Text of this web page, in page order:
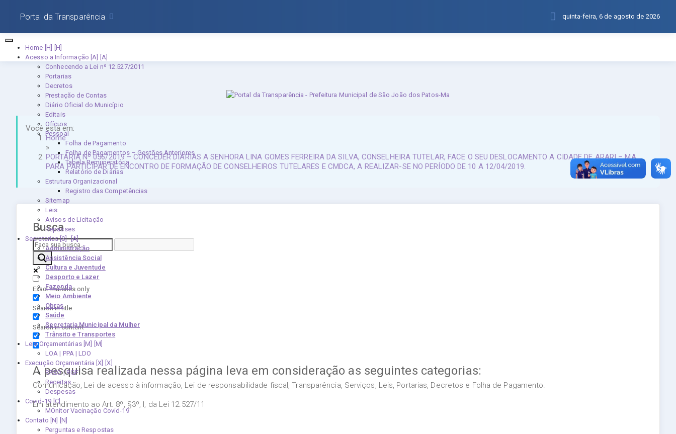
Home [H]
Acesso a Informação [A]
Conhecendo a Lei nº 12.527/2011
Portarias
Decretos
Prestação de Contas
Diário Oficial do Município
Editais
Ofícios
Pessoal
Folha de Pagamento
Folha de Pagamentos – Gestões Anteriores
Tabela Remuneratória
Relatório de Diárias
Estrutura Organizacional
Registro das Competências
Sitemap
Leis
Avisos de Licitação
Repasses
Secretarias [S]
Administração
Assistência Social
Cultura e Juventude
Desporto e Lazer
Fazenda
Meio Ambiente
Obras
Saúde
Secretaria Municipal da Mulher
Trânsito e Transportes
Leis Orçamentárias [M]
LOA | PPA | LDO
Execução Orçamentária [X]
RREO | RGF
Receitas
Despesas
Covid-19
MOnitor Vacinação Covid-19
Contato [N]
Perguntas e Respostas
Portal da Transparência quinta-feira, 6 de agosto de 2026
Você está em:
Home
»
PORTARIA Nº 056/2019 – CONCEDER DIÁRIAS A SENHORA LINA GOMES FERREIRA DA SILVA, CONSELHEIRA TUTELAR, FACE O SEU DESLOCAMENTO A CIDADE DE ARARI – MA,
PARA PARTICIPAR DE ENCONTRO DE FORMAÇÃO DE CONSELHEIROS TUTELARES E CMDCA, A REALIZAR-SE NO PERÍODO DE 10 A 12/04/2019.
Busca
Exact matches only
Search in title
Search in content
A pesquisa realizada nessa página leva em consideração as seguintes categorias:
Comunicação, Lei de acesso à informação, Lei de responsabilidade fiscal, Transparência, Serviços, Leis, Portarias, Decretos e Folha de Pagamento.
Em atendimento ao Art. 8º, §3º, I, da Lei 12.527/11